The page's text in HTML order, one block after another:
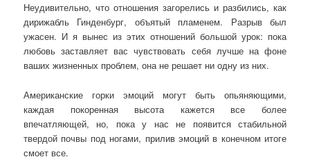
Неудивительно, что отношения загорелись и разбились, как
дирижабль Гинденбург, объятый пламенем. Разрыв был
ужасен. И я вынес из этих отношений большой урок: пока
любовь заставляет вас чувствовать себя лучше на фоне
ваших жизненных проблем, она не решает ни одну из них.
Американские горки эмоций могут быть опьяняющими,
каждая покоренная высота кажется все более
впечатляющей, но, пока у нас не появится стабильной
твердой почвы под ногами, прилив эмоций в конечном итоге
смоет все.